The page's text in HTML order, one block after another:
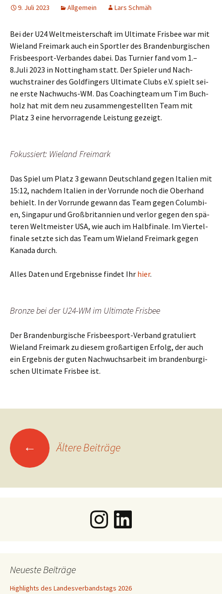
9. Juli 2023 Allgemein Lars Schmäh
Bei der U24 Welt­meis­ter­schaft im Ulti­ma­te Fris­bee war mit
Wie­land Frei­mark auch ein Sport­ler des Bran­den­bur­gi­schen
Fris­bee­s­port-Ver­ban­des dabei. Das Tur­nier fand vom 1.–
8.Juli 2023 in Not­ting­ham statt. Der Spie­ler und Nach­
wuchs­trai­ner des Gold­fin­gers Ulti­ma­te Clubs e.V. spielt sei­
ne ers­te Nach­wuchs-WM. Das Coa­ching­team um Tim Buch­
holz hat mit dem neu zusam­men­ge­stell­ten Team mit
Platz 3 eine her­vor­ra­gen­de Leis­tung gezeigt.
Fokus­siert: Wie­land Freimark
Das Spiel um Platz 3 gewann Deutsch­land gegen Ita­li­en mit
15:12, nach­dem Ita­li­en in der Vor­run­de noch die Ober­hand
behielt. In der Vor­run­de gewann das Team gegen Colum­bi­
en, Sin­ga­pur und Groß­bri­tan­ni­en und ver­lor gegen den spä­
te­ren Welt­meis­ter USA, wie auch im Halb­fi­na­le. Im Vier­tel­
fi­na­le setz­te sich das Team um Wie­land Frei­mark gegen
Kana­da durch.
Alles Daten und Ergeb­nis­se fin­det Ihr hier.
Bron­ze bei der U24-WM im Ulti­ma­te Frisbee
Der Bran­den­bur­gi­sche Fris­bee­s­port-Ver­band gra­tu­liert
Wie­land Frei­mark zu die­sem groß­ar­ti­gen Erfolg, der auch
ein Ergeb­nis der guten Nach­wuchs­ar­beit im bran­den­bur­gi­
schen Ulti­ma­te Fris­bee ist.
Beitragsnavigation
← Ältere Beiträge
Instagram
LinkedIn
Neueste Beiträge
Highlights des Landesverbandstags 2026